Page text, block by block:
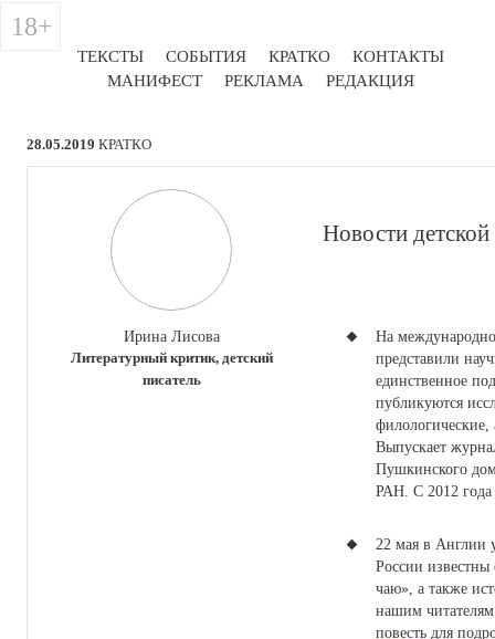
ТЕКСТЫ СОБЫТИЯ КРАТКО
КОНТАКТЫ
МАНИФЕСТ
РЕКЛАМА РЕДАКЦИЯ
18+
28.05.2019 КРАТКО
Ирина Лисова
Литературный критик, детский
писатель
Новости
На
представили
единственное
публикуются
филологические,
Выпускает
Пушкинского
РАН. С 2012
22 мая в Англии
России
чаю», а также
нашим читателям
повесть для